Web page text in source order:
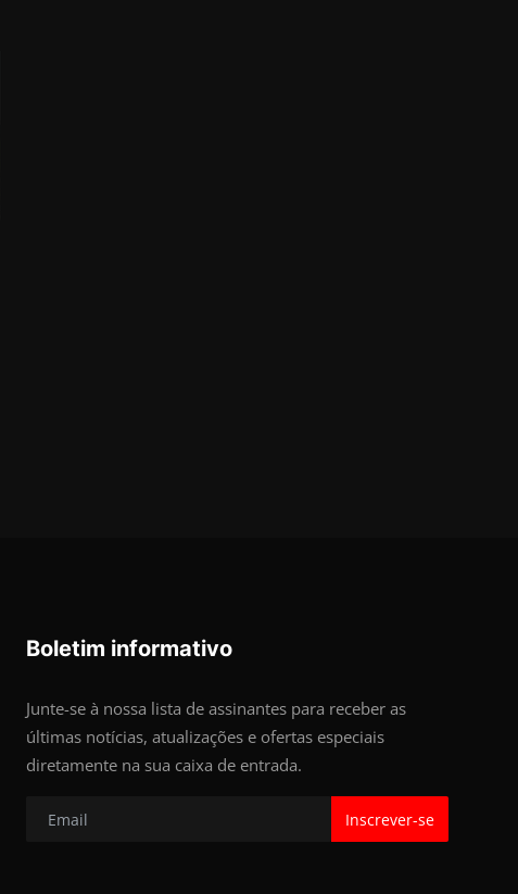
Boletim informativo
Junte-se à nossa lista de assinantes para receber as
últimas notícias, atualizações e ofertas especiais
diretamente na sua caixa de entrada.
Inscrever-se